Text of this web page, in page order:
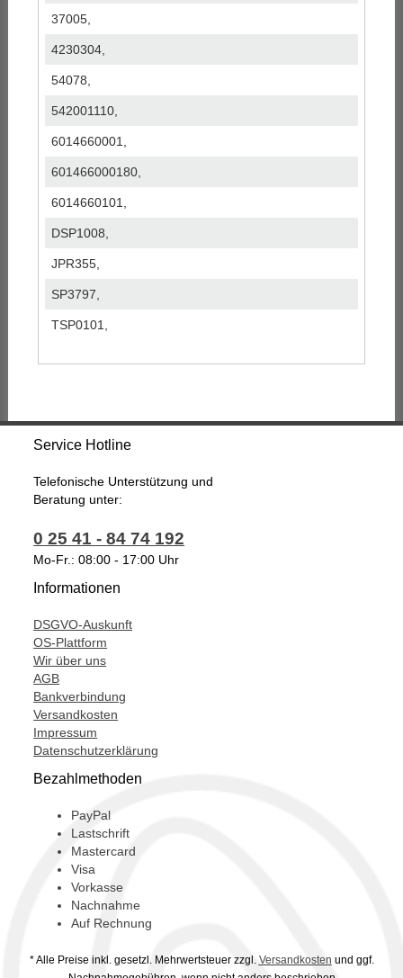
37005,
4230304,
54078,
542001110,
6014660001,
601466000180,
6014660101,
DSP1008,
JPR355,
SP3797,
TSP0101,
Service Hotline
Telefonische Unterstützung und
Beratung unter:
0 25 41 - 84 74 192
Mo-Fr.: 08:00 - 17:00 Uhr
Informationen
DSGVO-Auskunft
OS-Plattform
Wir über uns
AGB
Bankverbindung
Versandkosten
Impressum
Datenschutzerklärung
Bezahlmethoden
PayPal
Lastschrift
Mastercard
Visa
Vorkasse
Nachnahme
Auf Rechnung
* Alle Preise inkl. gesetzl. Mehrwertsteuer zzgl. Versandkosten und ggf.